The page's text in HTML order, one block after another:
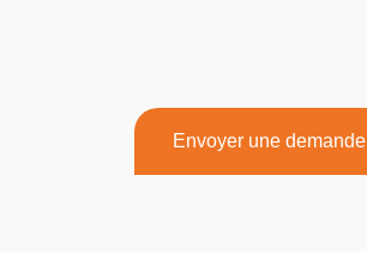
Envoyer une demande